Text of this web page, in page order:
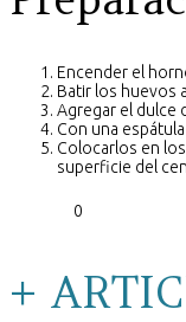
Encender el
Batir los huevos
Agregar el dulce
Con una
Colocarlos en
superficie del
0
+